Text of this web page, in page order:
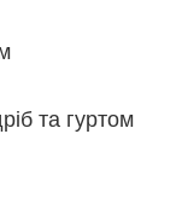
та гуртом